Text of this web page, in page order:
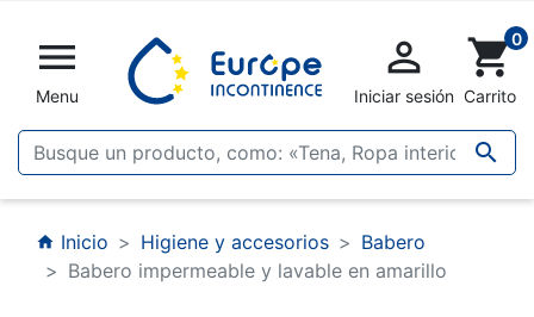

Menu


Iniciar sesión
shopping_cart0
Carrito
home Inicio Higiene y accesorios
Babero
Babero impermeable y lavable en amarillo